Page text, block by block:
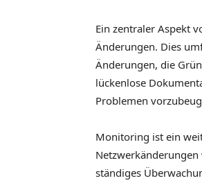
Ein zentraler Aspekt
Änderungen. Dies
Änderungen, die
lückenlose
Problemen
Monitoring ist ein
ständiges